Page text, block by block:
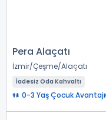
Pera Alaçatı
İzmir Çeşme Alaçatı
İadesiz Oda Kahvaltı
0-3 Yaş Çocuk Avantajı